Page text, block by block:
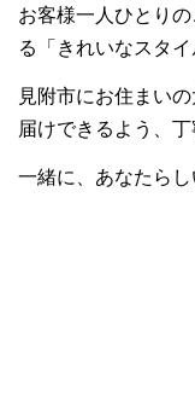
お客様一人ひとり
る「きれいなスタ
見附市にお住まい
届けできるよう、
一緒に、あなたらし